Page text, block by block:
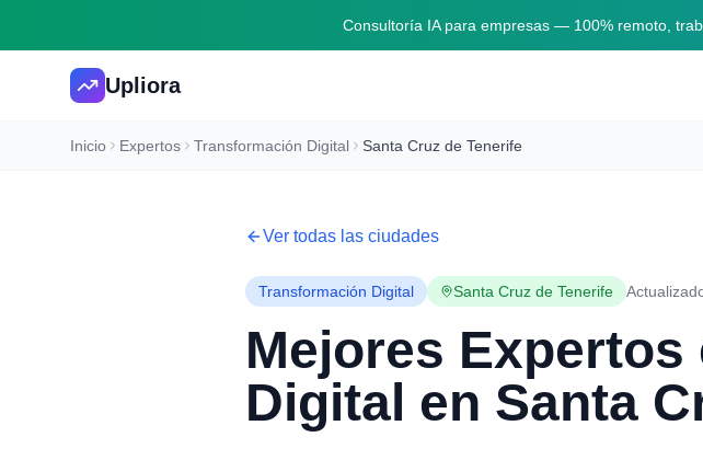
Consultoría IA para empresas — 100% remoto,
Upliora
Inicio Expertos Transformación Digital Santa Cruz de Tenerife
Ver todas las ciudades
Transformación Digital Santa Cruz de Tenerife
Mejores Expertos
Digital en Santa